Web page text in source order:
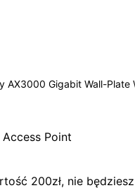
AX3000 Gigabit Wall-Plate
Point
200zł, nie